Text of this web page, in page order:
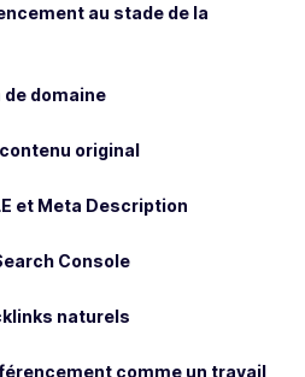
au stade de la
de domaine
original
et Meta Description
Console
naturels
comme un travail